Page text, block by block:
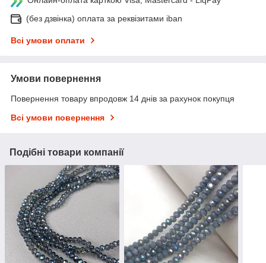
(без дзвінка) оплата за реквізитами iban
Всі умови оплати
Умови повернення
Повернення товару впродовж 14 днів за рахунок покупця
Всі умови повернення
Подібні товари компанії